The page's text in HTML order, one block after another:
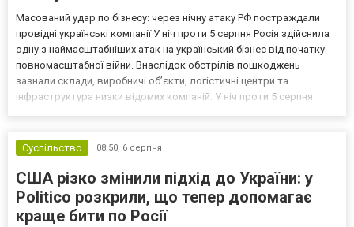
Масований удар по бізнесу: через нічну атаку РФ постраждали
провідні українські компанії У ніч проти 5 серпня Росія здійснила
одну з наймасштабніших атак на український бізнес від початку
повномасштабної війни. Внаслідок обстрілів пошкоджень
зазнали склади, виробничі об’єкти, логістичні центри та
інфраструктура низки відомих компаній. У ніч проти 5 серпня
Суспільство
08:50, 6 серпня
США різко змінили підхід до України: у
Politico розкрили, що тепер допомагає
краще бити по Росії